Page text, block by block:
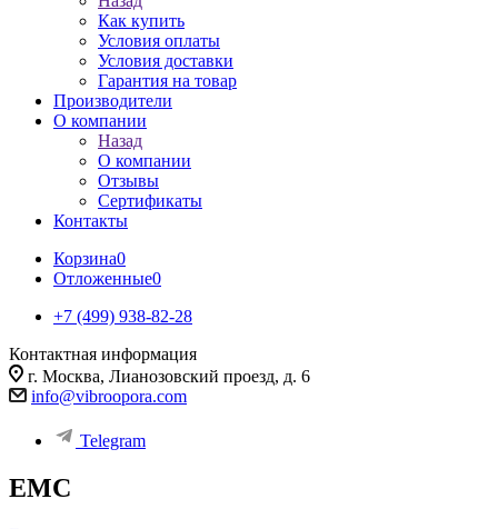
Как купить
Условия оплаты
Условия доставки
Гарантия на товар
Производители
О компании
Назад
О компании
Отзывы
Сертификаты
Контакты
Корзина0
Отложенные0
+7 (499) 938-82-28
Контактная информация
г. Москва, Лианозовский проезд, д. 6
info@vibroopora.com
Telegram
EMC